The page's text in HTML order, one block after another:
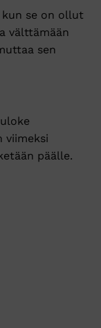
se on ollut
välttämään
sen
viimeksi
päälle.